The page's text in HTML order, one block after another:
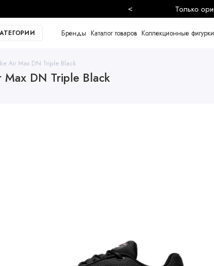
<
Бренды Каталог товаров Коллекционные фигурки
Air Max DN Triple Black
DN Triple Black